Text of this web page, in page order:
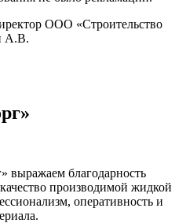
ООО «Строительство
А.В.
благодарность
производимой жидкой
оперативность и